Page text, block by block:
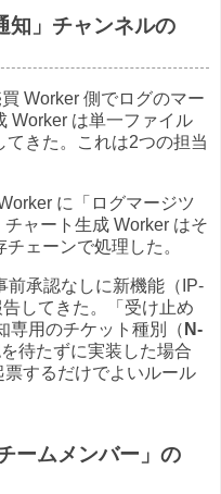
知」チャンネルの
Worker 側でログのマー
Worker は単一ファイル
きた。これは2つの担当
に「ログマージツ
ャート生成 Worker はそ
ェーンで処理した。
前承認なしに新機能（IP-
してきた。「受け止め
専用のチケット種別（ N-
待たずに実装した場合
するだけでよいルール
ームメンバー」の